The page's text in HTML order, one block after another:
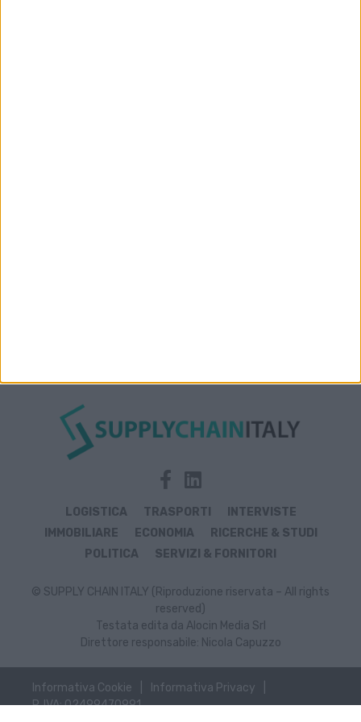
LOGISTICA TRASPORTI
INTERVISTE
IMMOBILIARE
ECONOMIA
RICERCHE & STUDI
POLITICA
SERVIZI & FORNITORI
© SUPPLY CHAIN ITALY (Riproduzione riservata – All rights
reserved)
Testata edita da Alocin Media Srl
Direttore responsabile: Nicola Capuzzo
Informativa Cookie
Informativa Privacy
P. IVA: 02499470991